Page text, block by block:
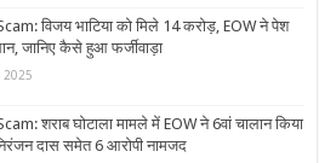
विजय भाटिया को मिले 14 करोड़, EOW ने पेश
जानिए कैसे हुआ फर्जीवाड़ा
2025
शराब घोटाला मामले में EOW ने 6वां चालान किया
दास समेत 6 आरोपी नामजद